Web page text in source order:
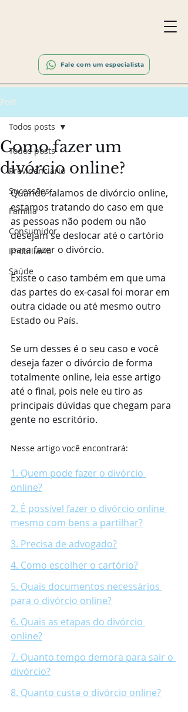
Fale com um especialista
Post
Todos posts
Previdenciário
Sucessões
Família
Consumidor
Imobiliário
Saúde
Todos posts
Como fazer um
divórcio online?
Quando falamos de divórcio online,
estamos tratando do caso em que
as pessoas não podem ou não
desejam se deslocar até o cartório
para fazer o divórcio.
Existe o caso também em que uma
das partes do ex-casal foi morar em
outra cidade ou até mesmo outro
Estado ou País.
Se um desses é o seu caso e você
deseja fazer o divórcio de forma
totalmente online, leia esse artigo
até o final, pois nele eu tiro as
principais dúvidas que chegam para
gente no escritório.
Nesse artigo você encontrará:
1. Quem pode fazer o divórcio
online?
2. É possível fazer o divórcio online
mesmo com bens a partilhar?
3. Precisa de advogado?
4. Como escolher o cartório?
5. Quais documentos necessários
para o divórcio online?
6. Quais as etapas do divórcio
online?
7. Quanto tempo demora para sair o
divórcio?
8. Quanto custa o divórcio online?